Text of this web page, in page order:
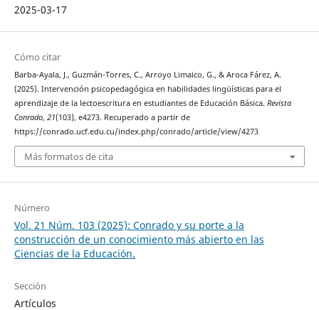
2025-03-17
Cómo citar
Barba-Ayala, J., Guzmán-Torres, C., Arroyo Limaico, G., & Aroca Fárez, A.
(2025). Intervención psicopedagógica en habilidades lingüísticas para el
aprendizaje de la lectoescritura en estudiantes de Educación Básica. Revista
Conrado, 21(103), e4273. Recuperado a partir de
https://conrado.ucf.edu.cu/index.php/conrado/article/view/4273
Más formatos de cita
Número
Vol. 21 Núm. 103 (2025): Conrado y su porte a la
construcción de un conocimiento más abierto en las
Ciencias de la Educación.
Sección
Artículos